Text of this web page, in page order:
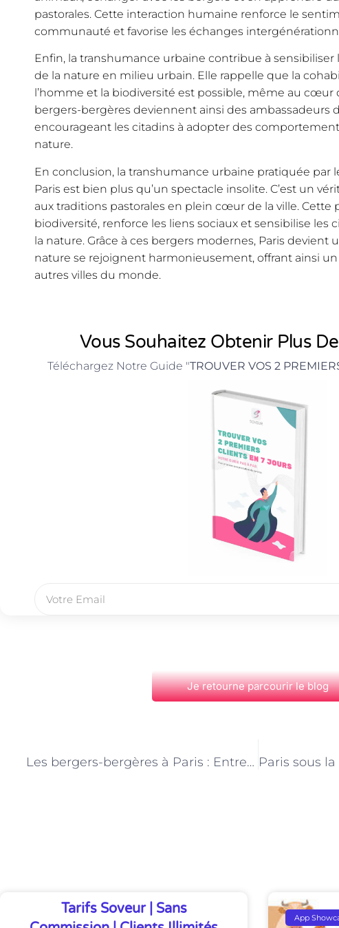
pastorales. Cette interaction humaine renforce le
communauté et favorise les échanges
Enfin, la transhumance urbaine contribue à sensibiliser
de la nature en milieu urbain. Elle rappelle que la
l’homme et la biodiversité est possible, même au cœur
bergers-bergères deviennent ainsi des ambassadeurs
encourageant les citadins à adopter des
nature.
En conclusion, la transhumance urbaine pratiquée par
Paris est bien plus qu’un spectacle insolite. C’est un
aux traditions pastorales en plein cœur de la ville. Cette
biodiversité, renforce les liens sociaux et sensibilise les
la nature. Grâce à ces bergers modernes, Paris devient
nature se rejoignent harmonieusement, offrant ainsi
autres villes du monde.
Vous Souhaitez Obtenir Plus
Téléchargez Notre Guide "TROUVER VOS 2
Je retourne parcourir le blog
Les bergers-bergères à Paris : Entre préservation du patrimoine et biodiversité
Tarifs Soveur | Sans
App